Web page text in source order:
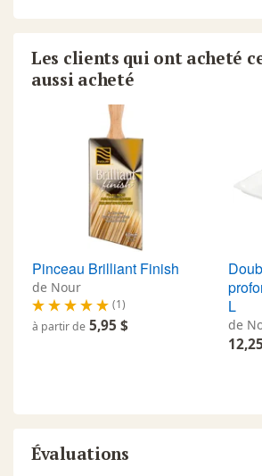
Les clients qui ont acheté
aussi acheté
Pinceau Brilliant Finish
de Nour
(1)
à partir de 5,95 $
L
de
Évaluations